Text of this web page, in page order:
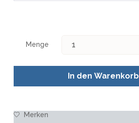
Menge
In den Warenkorb
Merken